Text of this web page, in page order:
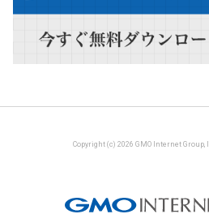
Copyright (c) 2026 GMO Internet